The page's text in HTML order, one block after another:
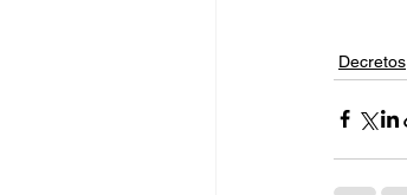
Decretos